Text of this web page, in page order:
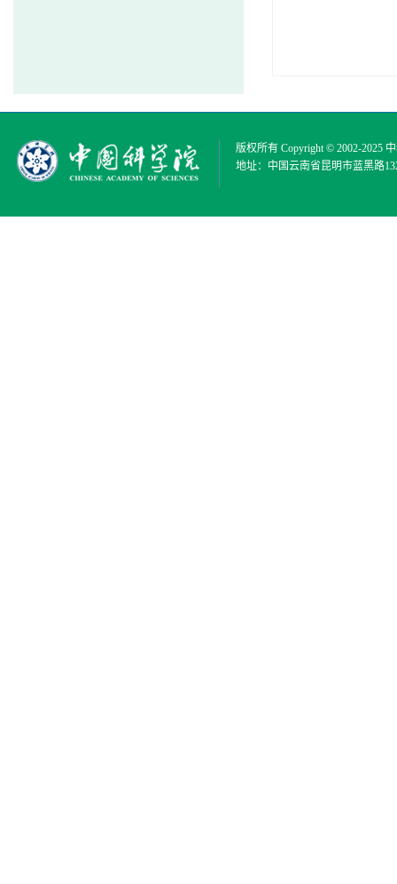
版权所有 Copyright © 2002-2025
地址：中国云南省昆明市蓝黑路